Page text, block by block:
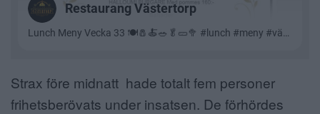
Strax före midnatt hade totalt fem personer
frihetsberövats under insatsen. De förhördes